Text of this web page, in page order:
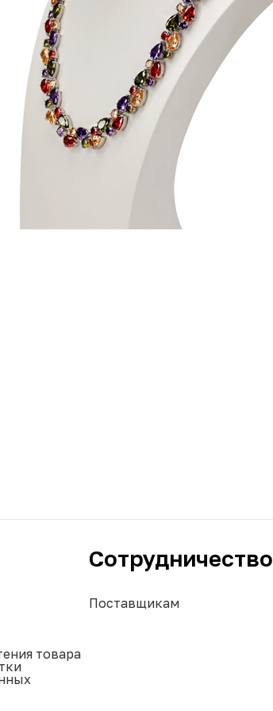
товара
Сотрудничество
Поставщикам